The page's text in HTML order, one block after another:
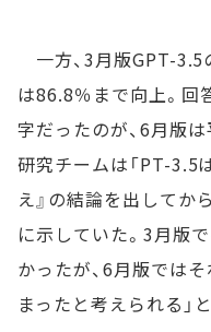
一方、3月版GPT-3.5
は86.8％まで向上。
字だったのが、6月版
研究チームは「PT-3.5
え』の結論を出してか
に示していた。3月版
かったが、6月版では
まったと考えられる」